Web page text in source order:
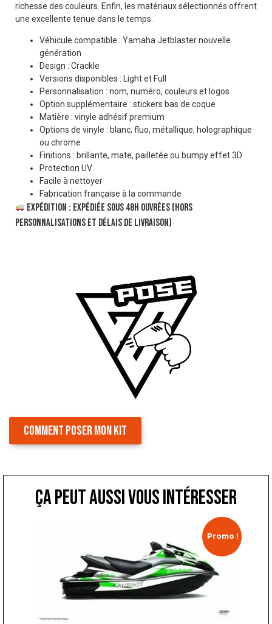
richesse des couleurs. Enfin, les matériaux sélectionnés offrent
une excellente tenue dans le temps.
Véhicule compatible : Yamaha Jetblaster nouvelle
génération
Design : Crackle
Versions disponibles : Light et Full
Personnalisation : nom, numéro, couleurs et logos
Option supplémentaire : stickers bas de coque
Matière : vinyle adhésif premium
Options de vinyle : blanc, fluo, métallique, holographique
ou chrome
Finitions : brillante, mate, pailletée ou bumpy effet 3D
Protection UV
Facile à nettoyer
Fabrication française à la commande
Expédition : expédiée sous 48h ouvrées (hors
personnalisations et délais de livraison)
COMMENT POSER MON KIT
ça peut aussi vous intéresser
Promo !